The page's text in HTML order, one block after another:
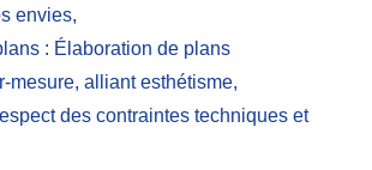
envies,
: Élaboration de plans
mesure, alliant esthétisme,
des contraintes techniques et